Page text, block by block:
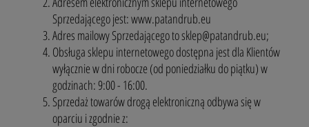
Sprzedającego jest:www.patandrub.eu
Adres mailowy Sprzedającego tosklep@patandrub.eu;
Obsługa sklepu internetowego dostępna jest dla Klientów
wyłącznie w dni robocze (od poniedziałku do piątku) w
godzinach: 9:00 - 16:00.
Sprzedaż towarów drogą elektroniczną odbywa się w
oparciu i zgodnie z: